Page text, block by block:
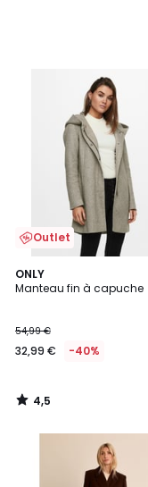
Outlet
ONLY
Manteau fin à capuche
54,99 €
32,99 € -40%
4,5
/ 5
4,5
/